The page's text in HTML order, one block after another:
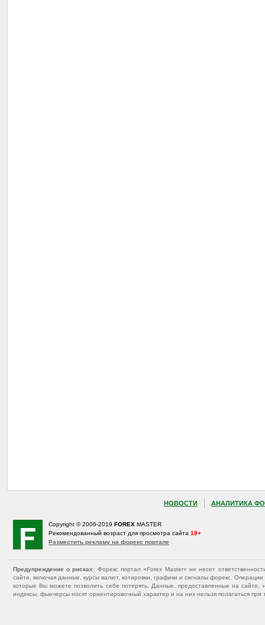
НОВОСТИ АНАЛИТИКА
Copyright © 2006-2019 FOREX MASTER
Рекомендованный возраст для просмотра сайта 18+
Разместить рекламу на форекс портале
Предупреждение о рисках : Форекс портал «Forex Master» не несет
сайте, включая данные, курсы валют, котировки, графики и сигналы форекс.
которые Вы можете позволить себе потерять. Данные, предоставленные на
индексы, фьючерсы носят ориентировочный характер и на них нельзя полагаться при